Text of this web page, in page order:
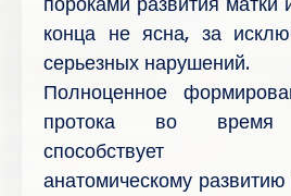
конца не ясна, за
серьезных нарушений.
Полноценное
протока во время
способствует
анатомическому